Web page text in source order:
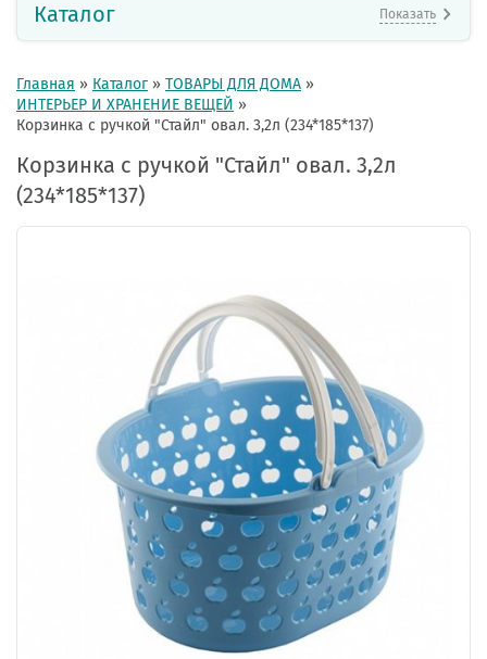
Каталог Показать
Главная » Каталог » ТОВАРЫ ДЛЯ ДОМА »
ИНТЕРЬЕР И ХРАНЕНИЕ ВЕЩЕЙ »
Корзинка с ручкой "Стайл" овал. 3,2л (234*185*137)
Корзинка с ручкой "Стайл" овал. 3,2л
(234*185*137)